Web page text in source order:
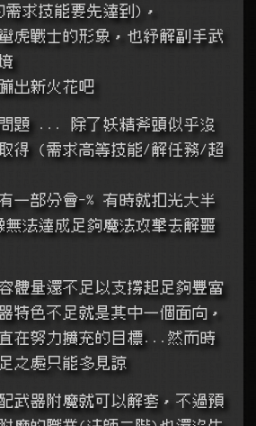
求技能要先達到)，
出新火花吧
題 ... 除了妖精斧頭似乎沒
得 (需求高等技能/解任務/超
一部分會-% 有時就扣光大半
無法達成足夠魔法攻擊去解噩
特色不足就是其中一個面向，
之處只能多見諒